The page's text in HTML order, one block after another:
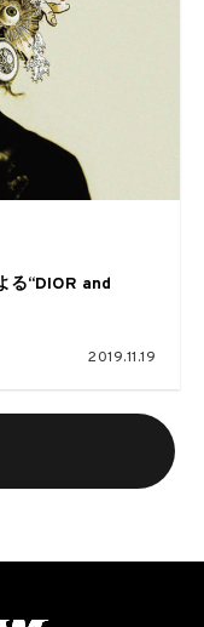
る“DIOR and
2019.11.19